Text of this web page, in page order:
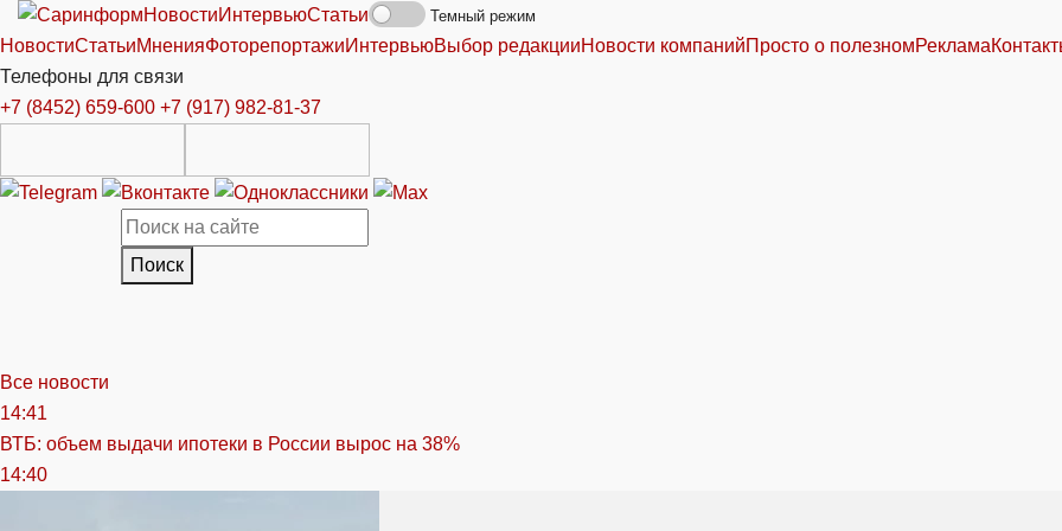
НовостиИнтервьюСтатьи Темный режим
НовостиСтатьиМненияФоторепортажиИнтервьюВыбор редакцииНовости компанийПросто о полезномРеклама
Телефоны для связи
+7 (8452) 659-600 +7 (917) 982-81-37
Поиск
Все новости
14:41
ВТБ: объем выдачи ипотеки в России вырос на 38%
14:40